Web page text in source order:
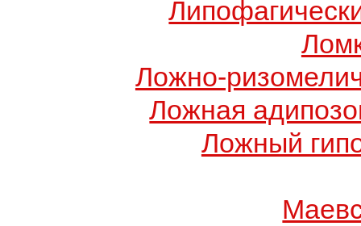
Ложно-
Ложная
Ложный